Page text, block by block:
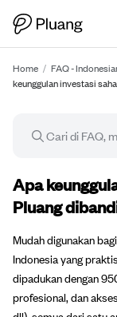
Home / FAQ -
keunggulan investasi
Artikel FAQ
Apa
Pluang
Mudah digunakan
Indonesia yang
dipadukan dengan
profesional, dan